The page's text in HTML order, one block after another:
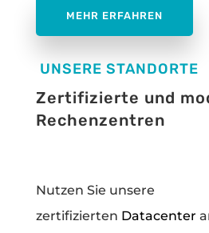
MEHR ERFAHREN
UNSERE STANDORTE
Zertifizierte und
Rechenzentren
Nutzen Sie unsere
zertifizierten Datacenter